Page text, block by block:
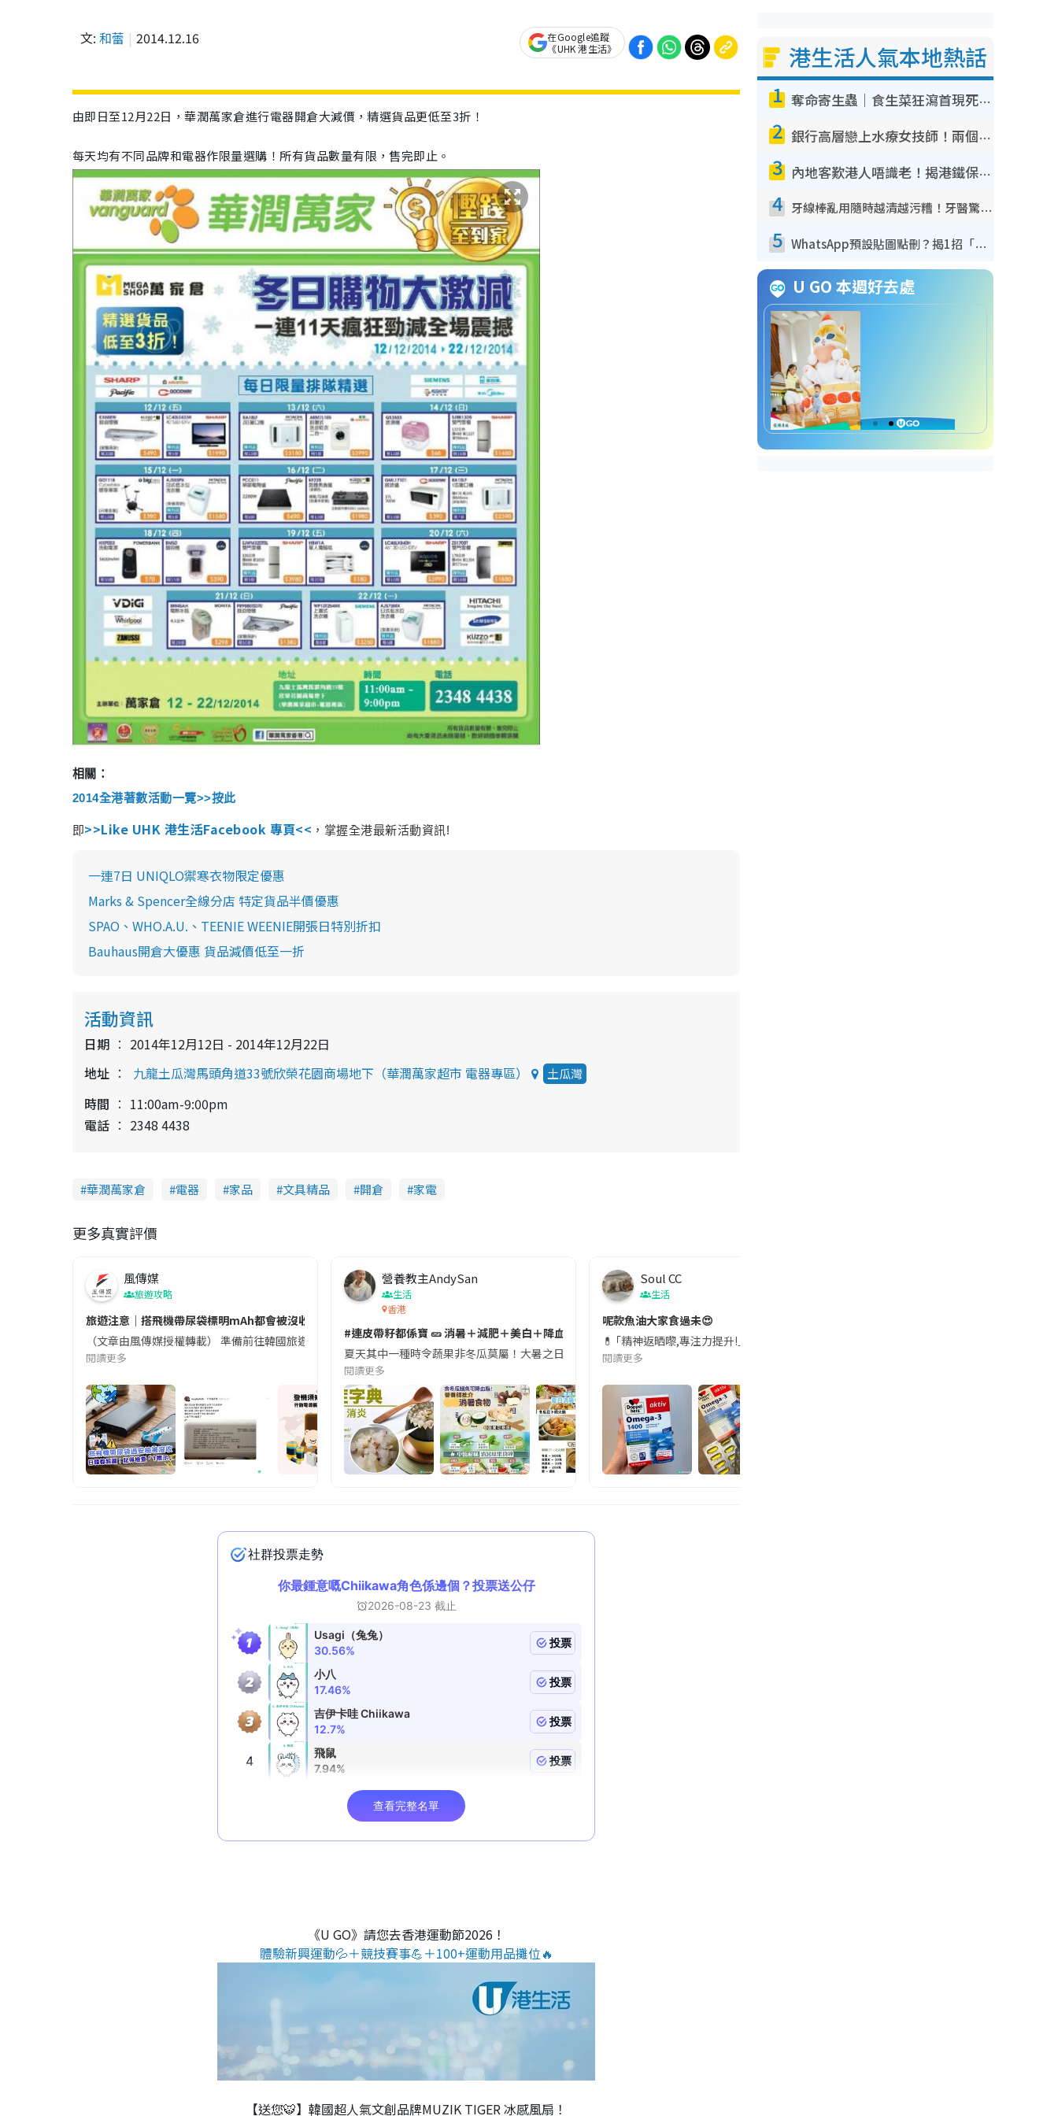
文: 和蕾 2014.12.16
在Google追蹤
《UHK 港生活》
由即日至12月22日，華潤萬家倉進行電器開倉大減價，精選貨品更低至3折！
每天均有不同品牌和電器作限量選購！所有貨品數量有限，售完即止。
相關：
2014全港著數活動一覽>>按此
即>>Like UHK 港生活Facebook 專頁<< ，掌握全港最新活動資訊 !
一連7日 UNIQLO禦寒衣物限定優惠
Marks & Spencer全線分店 特定貨品半價優惠
SPAO、WHO.A.U.、TEENIE WEENIE開張日特別折扣
Bauhaus開倉大優惠 貨品減價低至一折
活動資訊
日期
2014年12月12日 - 2014年12月22日
地址
九龍土瓜灣馬頭角道33號欣榮花園商場地下（華潤萬家超市 電器專區） 土瓜灣
時間
11:00am-9:00pm
電話
2348 4438
華潤萬家倉 電器 家品 文具精品 開倉 家電
更多真實評價
風傳媒
旅遊攻略
旅遊注意｜搭飛機帶尿袋標明mAh都會被沒收😱出發前切記檢查「1標示」🚨
（文章由風傳媒授權轉載） 準備前往韓國旅遊的民眾，近期要特別留意隨身行李中的行動電源。一名旅客日前在機場安檢時，明明攜帶的行動電源機身已標示「10000mAh」，卻仍被要求當場
閱讀更多
營養教主AndySan
生活
香港
#連皮帶籽都係寶 🥒 消暑＋減肥＋美白＋降血脂
夏天其中一種時令蔬果非冬瓜莫屬！大暑之日，點都要飲碗冬瓜湯消暑解渴！除了解暑，冬瓜仲有好多鮮為人知嘅好處：減肥、消水腫、降血
閱讀更多
Soul CC
生活
呢款魚油大家食過未😍
💊 ｢精神返晒嚟,專注力提升!｣ 長時間對住電腦､剪片寫稿,成日覺得眼睛乾澀､腦袋好似｢斷
閱讀更多
《U GO》請您去香港運動節2026！
體驗新興運動💦＋競技賽事💪＋100+運動用品攤位🔥
【送您🐯】韓國超人氣文創品牌MUZIK TIGER 冰感風扇！
港生活人氣本地熱話
1 奪命寄生蟲｜食生菜狂瀉首現死者！疫潮惡化錄1.8萬宗病例 揭洗菜3大謬誤
2 銀行高層戀上水療女技師！兩個月借128萬驚覺「沉船」沉落火海 揭背後疑似邪教操控賣淫
3 內地客歎港人唔識老！揭港鐵保鮮級冷氣 港人求放過：咪投訴
4 牙線棒亂用隨時越清越污糟！牙醫驚揭盲目過戶細菌恐致蛀牙：呢種先係日常真保養
5 WhatsApp預設貼圖點刪？揭1招「反向操作」還原簡潔介面 附3步實測教學
U GO 本週好去處